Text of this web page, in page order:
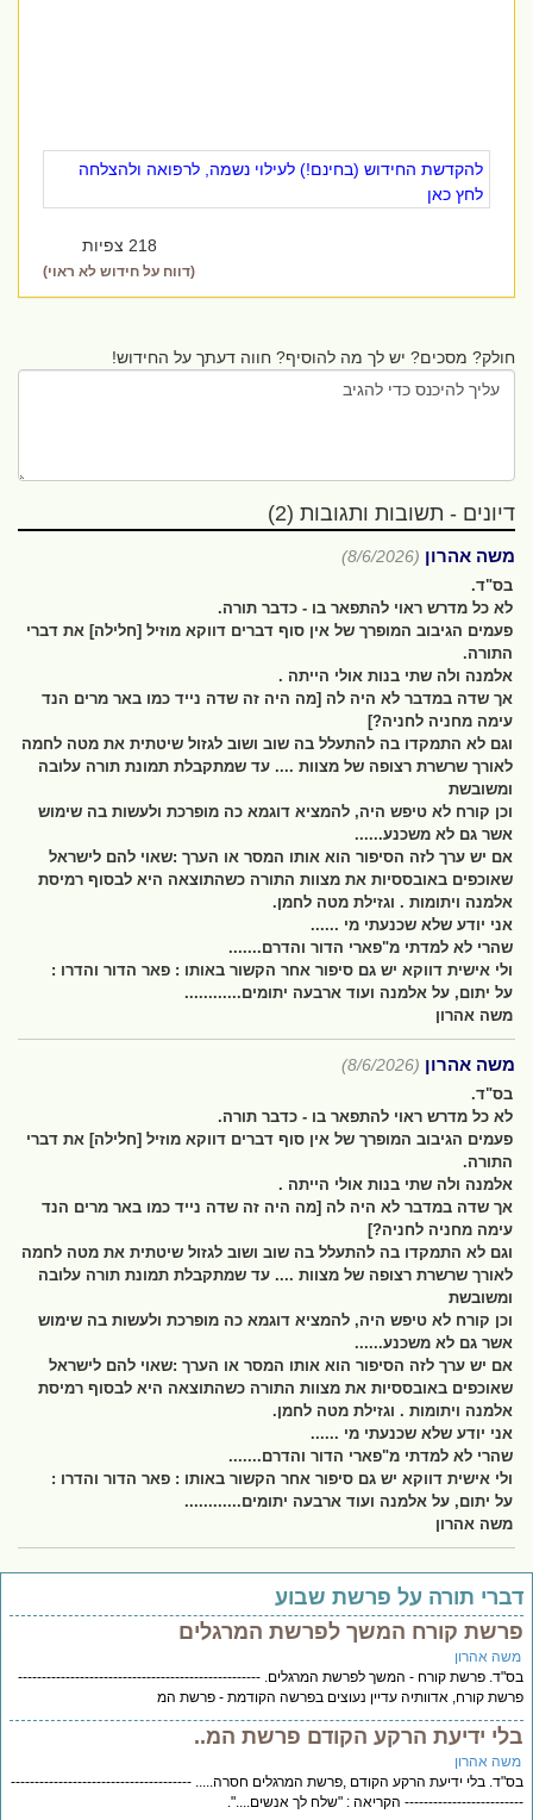
להקדשת החידוש (בחינם!) לעילוי נשמה, לרפואה ולהצלחה
לחץ כאן
218 צפיות
(דווח על חידוש לא ראוי)
חולק? מסכים? יש לך מה להוסיף? חווה דעתך על החידוש!
דיונים - תשובות ותגובות (2)
משה אהרון (8/6/2026)
בס"ד.
לא כל מדרש ראוי להתפאר בו - כדבר תורה.
פעמים הגיבוב המופרך של אין סוף דברים דווקא מוזיל [חלילה] את דברי
התורה.
אלמנה ולה שתי בנות אולי הייתה .
אך שדה במדבר לא היה לה [מה היה זה שדה נייד כמו באר מרים הנד
עימה מחניה לחניה?]
וגם לא התמקדו בה להתעלל בה שוב ושוב לגזול שיטתית את מטה לחמה
לאורך שרשרת רצופה של מצוות .... עד שמתקבלת תמונת תורה עלובה
ומשובשת
וכן קורח לא טיפש היה, להמציא דוגמא כה מופרכת ולעשות בה שימוש
אשר גם לא משכנע......
אם יש ערך לזה הסיפור הוא אותו המסר או הערך :שאוי להם לישראל
שאוכפים באובססיות את מצוות התורה כשהתוצאה היא לבסוף רמיסת
אלמנה ויתומות . וגזילת מטה לחמן.
אני יודע שלא שכנעתי מי ......
שהרי לא למדתי מ"פארי הדור והדרם.......
ולי אישית דווקא יש גם סיפור אחר הקשור באותו : פאר הדור והדרו :
על יתום, על אלמנה ועוד ארבעה יתומים............
משה אהרון
משה אהרון (8/6/2026)
בס"ד.
לא כל מדרש ראוי להתפאר בו - כדבר תורה.
פעמים הגיבוב המופרך של אין סוף דברים דווקא מוזיל [חלילה] את דברי
התורה.
אלמנה ולה שתי בנות אולי הייתה .
אך שדה במדבר לא היה לה [מה היה זה שדה נייד כמו באר מרים הנד
עימה מחניה לחניה?]
וגם לא התמקדו בה להתעלל בה שוב ושוב לגזול שיטתית את מטה לחמה
לאורך שרשרת רצופה של מצוות .... עד שמתקבלת תמונת תורה עלובה
ומשובשת
וכן קורח לא טיפש היה, להמציא דוגמא כה מופרכת ולעשות בה שימוש
אשר גם לא משכנע......
אם יש ערך לזה הסיפור הוא אותו המסר או הערך :שאוי להם לישראל
שאוכפים באובססיות את מצוות התורה כשהתוצאה היא לבסוף רמיסת
אלמנה ויתומות . וגזילת מטה לחמן.
אני יודע שלא שכנעתי מי ......
שהרי לא למדתי מ"פארי הדור והדרם.......
ולי אישית דווקא יש גם סיפור אחר הקשור באותו : פאר הדור והדרו :
על יתום, על אלמנה ועוד ארבעה יתומים............
משה אהרון
תורה על פרשת שבוע
קורח המשך לפרשת המרגלים
אהרון
פרשת קורח - המשך לפרשת המרגלים. ---------------------------------------------------
קורח, אדוותיה עדיין נעוצים בפרשה הקודמת - פרשת המ
ידיעת הרקע הקודם פרשת המ..
אהרון
בלי ידיעת הרקע הקודם ,פרשת המרגלים חסרה..... --------------------------------------
הקריאה : "שלח לך אנשים....".